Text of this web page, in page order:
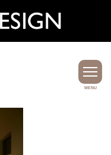
MENU